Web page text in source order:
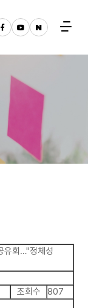
유회…"정체성
조회수
807